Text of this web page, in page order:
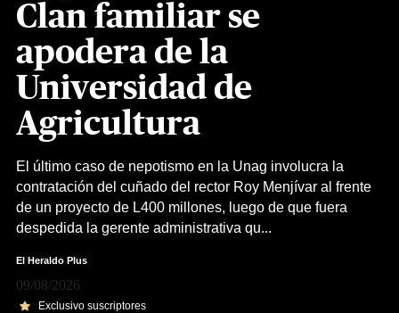
Clan familiar se
apodera de la
Universidad de
Agricultura
El último caso de nepotismo en la Unag involucra la
contratación del cuñado del rector Roy Menjívar al frente
de un proyecto de L400 millones, luego de que fuera
despedida la gerente administrativa qu...
El Heraldo Plus
09/08/2026
Exclusivo suscriptores